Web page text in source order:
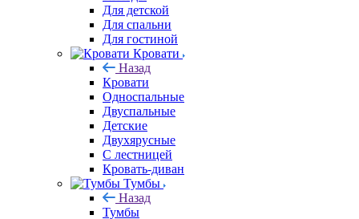
Для детской
Для спальни
Для гостиной
Кровати
Назад
Кровати
Односпальные
Двуспальные
Детские
Двухярусные
С лестницей
Кровать-диван
Тумбы
Назад
Тумбы